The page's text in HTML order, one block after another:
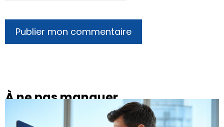
À ne pas manquer